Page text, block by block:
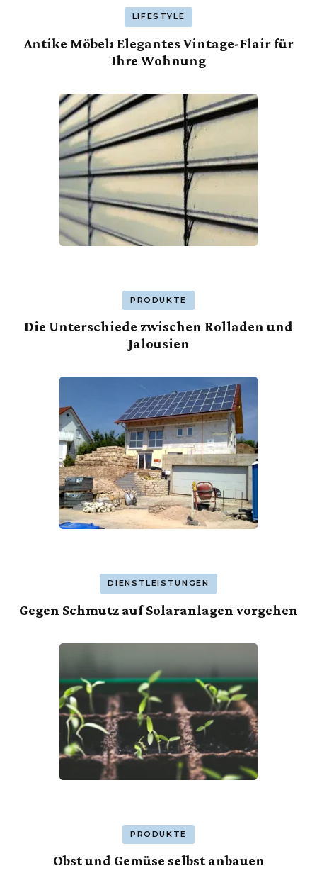
LIFESTYLE
Antike Möbel: Elegantes Vintage-Flair für
Ihre Wohnung
PRODUKTE
Die Unterschiede zwischen Rolladen und
Jalousien
DIENSTLEISTUNGEN
Gegen Schmutz auf Solaranlagen vorgehen
PRODUKTE
Obst und Gemüse selbst anbauen